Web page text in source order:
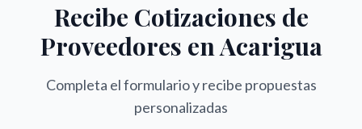
Recibe Cotizaciones de
Proveedores enAcarigua
Completa el formulario y recibe propuestas
personalizadas